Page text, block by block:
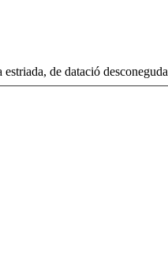
de datació desconeguda